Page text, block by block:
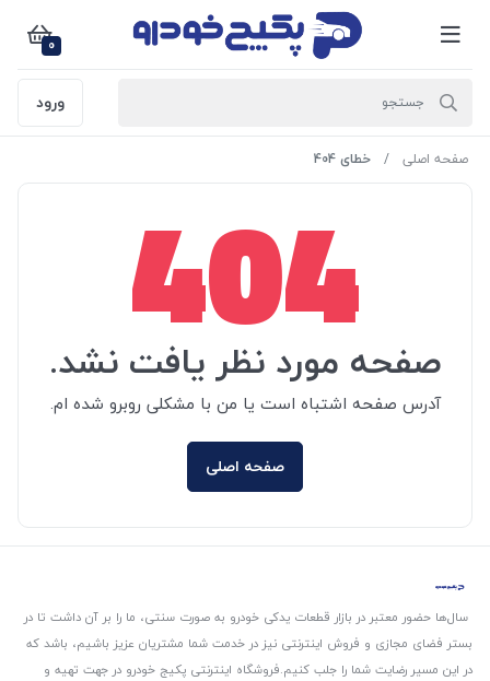
0
ورود
صفحه اصلی خطای 404
404
صفحه مورد نظر یافت نشد.
آدرس صفحه اشتباه است یا من با مشکلی روبرو شده ام.
صفحه اصلی
سال‌ها حضور معتبر در بازار قطعات یدکی خودرو به صورت سنتی، ما را بر آن داشت تا در
بستر فضای مجازی و فروش اینترنتی نیز در خدمت شما مشتریان عزیز باشیم، باشد که
در این مسیر رضایت شما را جلب کنیم.فروشگاه اینترنتی پکیج خودرو در جهت تهیه و